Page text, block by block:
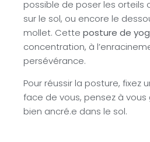
possible de poser les orteils
sur le sol, ou encore le
mollet. Cette posture de
concentration, à
persévérance.
Pour réussir la posture, fixez
face de vous, pensez à vous
bien ancré.e dans le sol.